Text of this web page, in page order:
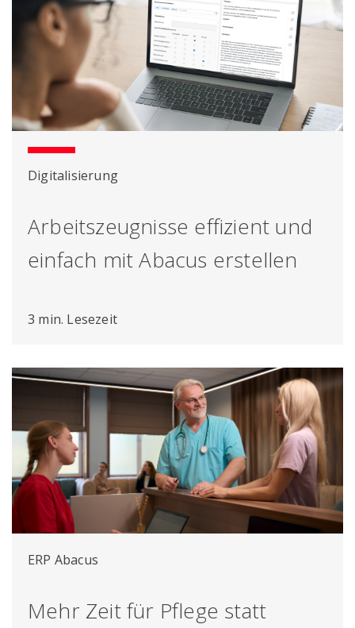
Digitalisierung
Arbeitszeugnisse effizient und
einfach mit Abacus erstellen
3 min. Lesezeit
ERP Abacus
Mehr Zeit für Pflege statt